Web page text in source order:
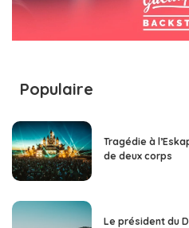
Populaire
Tragédie à
de deux corps
Le président du